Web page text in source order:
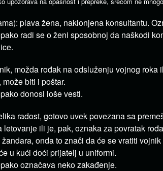
plava žena, naklonjena konsultantu.
radi se o ženi sposobnoj da naškodi
možda rođak na odsluženju vojnog roka
biti i poštar.
donosi loše vesti.
radost, gotovo uvek povezana sa
letovanje ili je, pak, oznaka za povratak
onda to znači da će se vratiti
u kući doći prijatelj u uniformi.
označava neko zakađenje.